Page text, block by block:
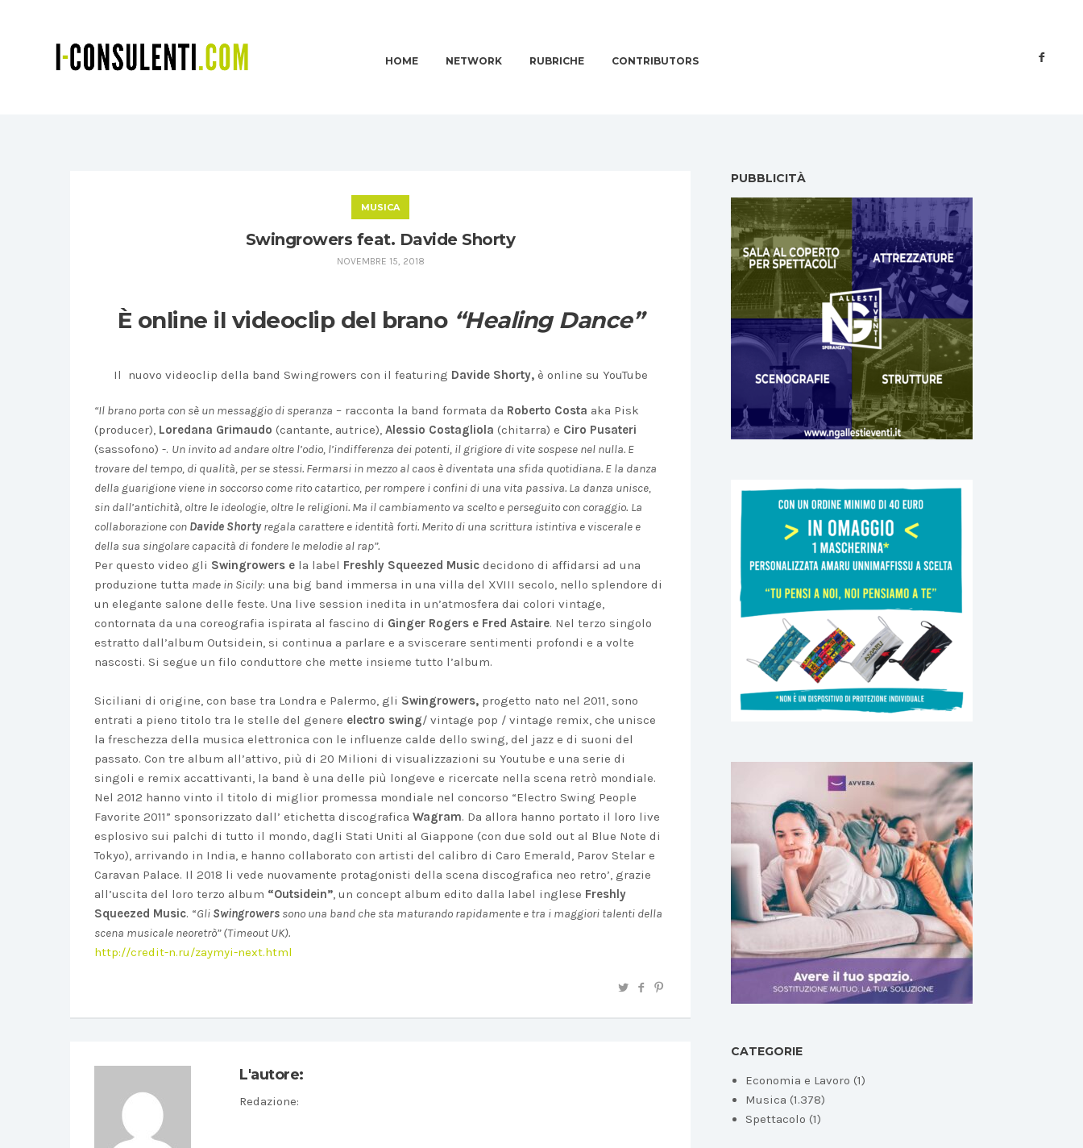
HOME NETWORK RUBRICHE CONTRIBUTORS
MUSICA
Swingrowers feat. Davide Shorty
NOVEMBRE 15, 2018
È online il videoclip del brano “Healing Dance”
Il nuovo videoclip della band Swingrowers con il featuring Davide Shorty,è online su YouTube
“Il brano porta con sè un messaggio di speranza – racconta la band formata da Roberto Costa aka Pisk
(producer), Loredana Grimaudo (cantante, autrice), Alessio Costagliola (chitarra) e Ciro Pusateri
(sassofono) -. Un invito ad andare oltre l’odio, l’indifferenza dei potenti, il grigiore di vite sospese nel nulla. E
trovare del tempo, di qualità, per se stessi. Fermarsi in mezzo al caos è diventata una sfida quotidiana. E la danza
della guarigione viene in soccorso come rito catartico, per rompere i confini di una vita passiva. La danza unisce,
sin dall’antichità, oltre le ideologie, oltre le religioni. Ma il cambiamento va scelto e perseguito con coraggio. La
collaborazione con Davide Shortyregala carattere e identità forti. Merito di una scrittura istintiva e viscerale e
della sua singolare capacità di fondere le melodie al rap”.
Per questo video gli Swingrowers e la label Freshly Squeezed Music decidono di affidarsi ad una
produzione tutta made in Sicily: una big band immersa in una villa del XVIII secolo, nello splendore di
un elegante salone delle feste. Una live session inedita in un’atmosfera dai colori vintage,
contornata da una coreografia ispirata al fascino di Ginger Rogers e Fred Astaire. Nel terzo singolo
estratto dall’album Outsidein, si continua a parlare e a sviscerare sentimenti profondi e a volte
nascosti. Si segue un filo conduttore che mette insieme tutto l’album.
Siciliani di origine, con base tra Londra e Palermo, gli Swingrowers, progetto nato nel 2011, sono
entrati a pieno titolo tra le stelle del genere electro swing/ vintage pop / vintage remix, che unisce
la freschezza della musica elettronica con le influenze calde dello swing, del jazz e di suoni del
passato. Con tre album all’attivo, più di 20 Milioni di visualizzazioni su Youtube e una serie di
singoli e remix accattivanti, la band è una delle più longeve e ricercate nella scena retrò mondiale.
Nel 2012 hanno vinto il titolo di miglior promessa mondiale nel concorso “Electro Swing People
Favorite 2011” sponsorizzato dall’ etichetta discografica Wagram. Da allora hanno portato il loro live
esplosivo sui palchi di tutto il mondo, dagli Stati Uniti al Giappone (con due sold out al Blue Note di
Tokyo), arrivando in India, e hanno collaborato con artisti del calibro di Caro Emerald, Parov Stelar e
Caravan Palace. Il 2018 li vede nuovamente protagonisti della scena discografica neo retro’, grazie
all’uscita del loro terzo album “Outsidein”, un concept album edito dalla label inglese Freshly
Squeezed Music. “Gli Swingrowers sono una band che sta maturando rapidamente e tra i maggiori talenti della
scena musicale neoretrò” (Timeout UK).
http://credit-n.ru/zaymyi-next.html
L'autore:
Redazione:
PUBBLICITÀ
CATEGORIE
Economia e Lavoro (1)
Musica (1.378)
Spettacolo (1)